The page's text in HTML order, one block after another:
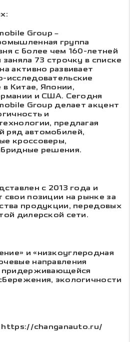
Group –
группа
с более чем 160-летней
73 строчку в списке
активно развивает
исследовательские
Китае, Японии,
и США. Сегодня
Group делает акцент
и
предлагая
ряд автомобилей,
кроссоверы,
решения.
с 2013 года и
свои позиции на рынке за
продукции, передовых
дилерской сети.
и «низкоуглеродная
направления
придерживающейся
экологичности
changanauto.ru/